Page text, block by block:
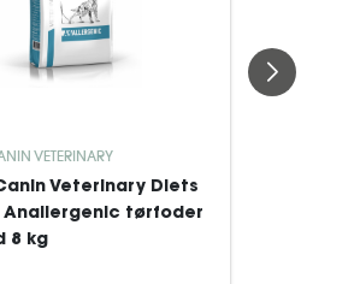
VETERINARY
Veterinary Diets
Anallergenic tørfoder
8 kg